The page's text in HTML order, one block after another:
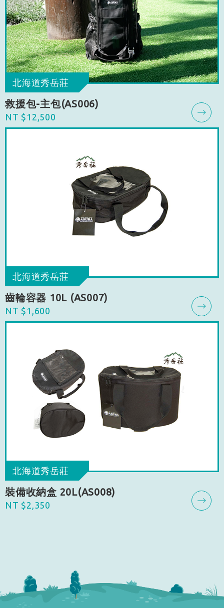
北海道秀岳莊
救援包-主包(AS006)
NT $12,500
北海道秀岳莊
齒輪容器 10L (AS007)
NT $1,600
北海道秀岳莊
裝備收納盒 20L(AS008)
NT $2,350